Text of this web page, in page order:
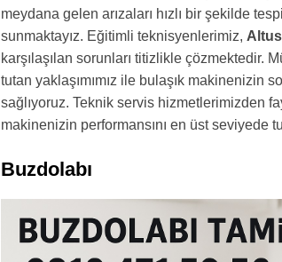
meydana gelen arızaları hızlı bir şekilde
sunmaktayız. Eğitimli teknisyenlerimiz, Altus
karşılaşılan sorunları titizlikle çözmektedir.
tutan yaklaşımımız ile bulaşık makinenizin
sağlıyoruz. Teknik servis hizmetlerimizden
makinenizin performansını en üst seviyede
Buzdolabı